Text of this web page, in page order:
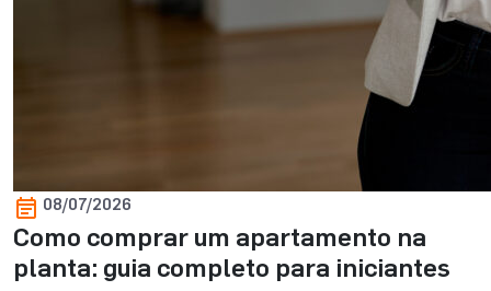
08/07/2026
Como comprar um apartamento na
planta: guia completo para iniciantes